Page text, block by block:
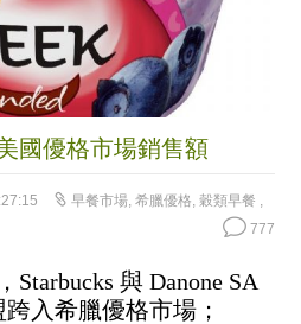
國優格市場銷售額
早餐市場, 希臘優格, 穀類早餐 ,
777
與 Danone SA
入希臘優格市場；